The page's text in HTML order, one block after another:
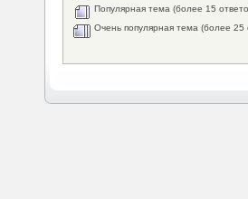
Популярная тема (более 15
Очень популярная тема (более 25